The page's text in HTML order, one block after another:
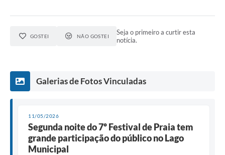
GOSTEI NÃO GOSTEI
Seja o primeiro a curtir esta
notícia.
Galerias de Fotos Vinculadas
11/05/2026
Segunda noite do 7º Festival de Praia tem
grande participação do público no Lago
Municipal